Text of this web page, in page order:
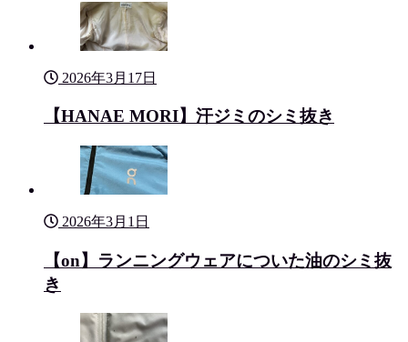
2026年3月17日
【HANAE MORI】汗ジミのシミ抜き
2026年3月1日
【on】ランニングウェアについた油のシミ抜
き